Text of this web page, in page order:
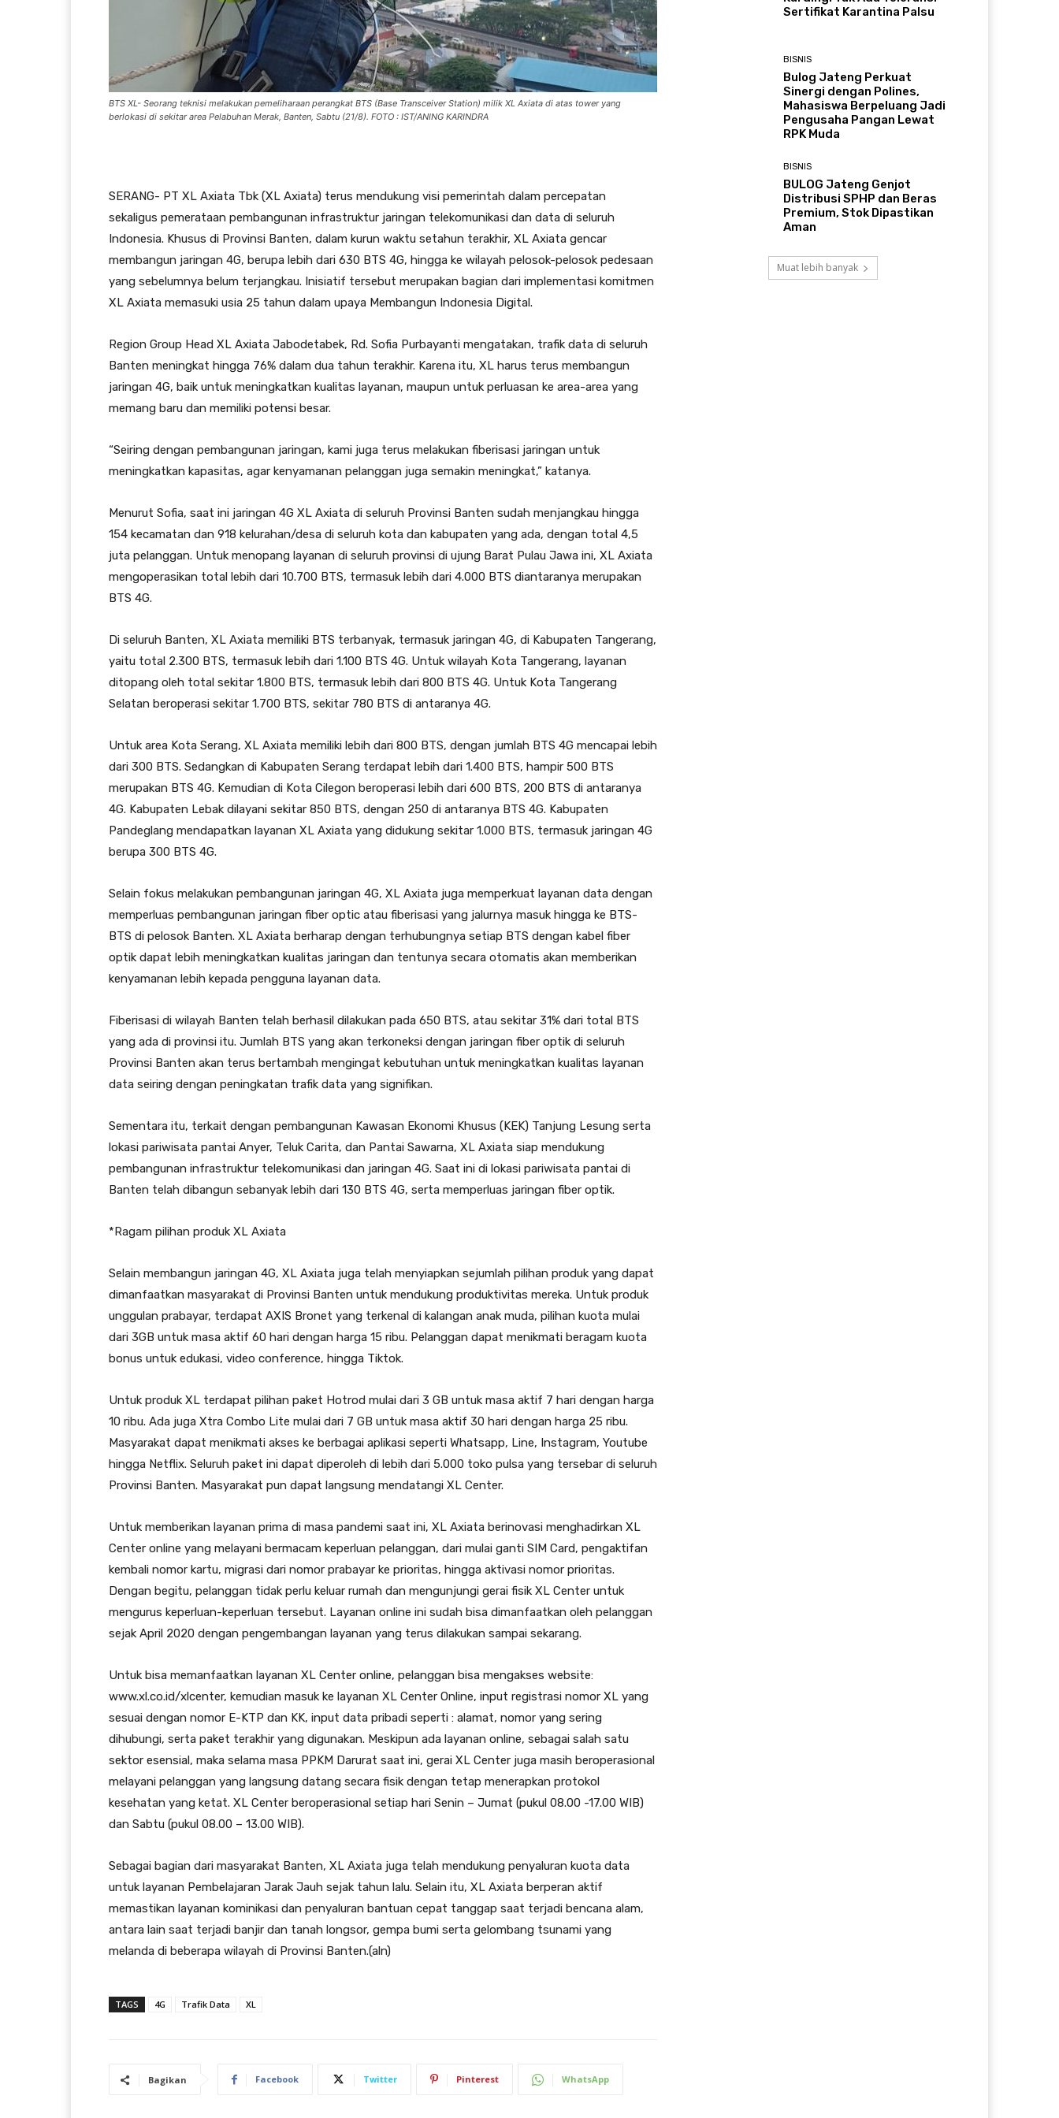
BTS XL- Seorang teknisi melakukan pemeliharaan perangkat BTS (Base Transceiver Station) milik XL Axiata di atas tower yang
berlokasi di sekitar area Pelabuhan Merak, Banten, Sabtu (21/8). FOTO : IST/ANING KARINDRA
SERANG- PT XL Axiata Tbk (XL Axiata) terus mendukung visi pemerintah dalam percepatan
sekaligus pemerataan pembangunan infrastruktur jaringan telekomunikasi dan data di seluruh
Indonesia. Khusus di Provinsi Banten, dalam kurun waktu setahun terakhir, XL Axiata gencar
membangun jaringan 4G, berupa lebih dari 630 BTS 4G, hingga ke wilayah pelosok-pelosok pedesaan
yang sebelumnya belum terjangkau. Inisiatif tersebut merupakan bagian dari implementasi komitmen
XL Axiata memasuki usia 25 tahun dalam upaya Membangun Indonesia Digital.
Region Group Head XL Axiata Jabodetabek, Rd. Sofia Purbayanti mengatakan, trafik data di seluruh
Banten meningkat hingga 76% dalam dua tahun terakhir. Karena itu, XL harus terus membangun
jaringan 4G, baik untuk meningkatkan kualitas layanan, maupun untuk perluasan ke area-area yang
memang baru dan memiliki potensi besar.
“Seiring dengan pembangunan jaringan, kami juga terus melakukan fiberisasi jaringan untuk
meningkatkan kapasitas, agar kenyamanan pelanggan juga semakin meningkat,” katanya.
Menurut Sofia, saat ini jaringan 4G XL Axiata di seluruh Provinsi Banten sudah menjangkau hingga
154 kecamatan dan 918 kelurahan/desa di seluruh kota dan kabupaten yang ada, dengan total 4,5
juta pelanggan. Untuk menopang layanan di seluruh provinsi di ujung Barat Pulau Jawa ini, XL Axiata
mengoperasikan total lebih dari 10.700 BTS, termasuk lebih dari 4.000 BTS diantaranya merupakan
BTS 4G.
Di seluruh Banten, XL Axiata memiliki BTS terbanyak, termasuk jaringan 4G, di Kabupaten Tangerang,
yaitu total 2.300 BTS, termasuk lebih dari 1.100 BTS 4G. Untuk wilayah Kota Tangerang, layanan
ditopang oleh total sekitar 1.800 BTS, termasuk lebih dari 800 BTS 4G. Untuk Kota Tangerang
Selatan beroperasi sekitar 1.700 BTS, sekitar 780 BTS di antaranya 4G.
Untuk area Kota Serang, XL Axiata memiliki lebih dari 800 BTS, dengan jumlah BTS 4G mencapai lebih
dari 300 BTS. Sedangkan di Kabupaten Serang terdapat lebih dari 1.400 BTS, hampir 500 BTS
merupakan BTS 4G. Kemudian di Kota Cilegon beroperasi lebih dari 600 BTS, 200 BTS di antaranya
4G. Kabupaten Lebak dilayani sekitar 850 BTS, dengan 250 di antaranya BTS 4G. Kabupaten
Pandeglang mendapatkan layanan XL Axiata yang didukung sekitar 1.000 BTS, termasuk jaringan 4G
berupa 300 BTS 4G.
Selain fokus melakukan pembangunan jaringan 4G, XL Axiata juga memperkuat layanan data dengan
memperluas pembangunan jaringan fiber optic atau fiberisasi yang jalurnya masuk hingga ke BTS-
BTS di pelosok Banten. XL Axiata berharap dengan terhubungnya setiap BTS dengan kabel fiber
optik dapat lebih meningkatkan kualitas jaringan dan tentunya secara otomatis akan memberikan
kenyamanan lebih kepada pengguna layanan data.
Fiberisasi di wilayah Banten telah berhasil dilakukan pada 650 BTS, atau sekitar 31% dari total BTS
yang ada di provinsi itu. Jumlah BTS yang akan terkoneksi dengan jaringan fiber optik di seluruh
Provinsi Banten akan terus bertambah mengingat kebutuhan untuk meningkatkan kualitas layanan
data seiring dengan peningkatan trafik data yang signifikan.
Sementara itu, terkait dengan pembangunan Kawasan Ekonomi Khusus (KEK) Tanjung Lesung serta
lokasi pariwisata pantai Anyer, Teluk Carita, dan Pantai Sawarna, XL Axiata siap mendukung
pembangunan infrastruktur telekomunikasi dan jaringan 4G. Saat ini di lokasi pariwisata pantai di
Banten telah dibangun sebanyak lebih dari 130 BTS 4G, serta memperluas jaringan fiber optik.
*Ragam pilihan produk XL Axiata
Selain membangun jaringan 4G, XL Axiata juga telah menyiapkan sejumlah pilihan produk yang dapat
dimanfaatkan masyarakat di Provinsi Banten untuk mendukung produktivitas mereka. Untuk produk
unggulan prabayar, terdapat AXIS Bronet yang terkenal di kalangan anak muda, pilihan kuota mulai
dari 3GB untuk masa aktif 60 hari dengan harga 15 ribu. Pelanggan dapat menikmati beragam kuota
bonus untuk edukasi, video conference, hingga Tiktok.
Untuk produk XL terdapat pilihan paket Hotrod mulai dari 3 GB untuk masa aktif 7 hari dengan harga
10 ribu. Ada juga Xtra Combo Lite mulai dari 7 GB untuk masa aktif 30 hari dengan harga 25 ribu.
Masyarakat dapat menikmati akses ke berbagai aplikasi seperti Whatsapp, Line, Instagram, Youtube
hingga Netflix. Seluruh paket ini dapat diperoleh di lebih dari 5.000 toko pulsa yang tersebar di seluruh
Provinsi Banten. Masyarakat pun dapat langsung mendatangi XL Center.
Untuk memberikan layanan prima di masa pandemi saat ini, XL Axiata berinovasi menghadirkan XL
Center online yang melayani bermacam keperluan pelanggan, dari mulai ganti SIM Card, pengaktifan
kembali nomor kartu, migrasi dari nomor prabayar ke prioritas, hingga aktivasi nomor prioritas.
Dengan begitu, pelanggan tidak perlu keluar rumah dan mengunjungi gerai fisik XL Center untuk
mengurus keperluan-keperluan tersebut. Layanan online ini sudah bisa dimanfaatkan oleh pelanggan
sejak April 2020 dengan pengembangan layanan yang terus dilakukan sampai sekarang.
Untuk bisa memanfaatkan layanan XL Center online, pelanggan bisa mengakses website:
www.xl.co.id/xlcenter, kemudian masuk ke layanan XL Center Online, input registrasi nomor XL yang
sesuai dengan nomor E-KTP dan KK, input data pribadi seperti : alamat, nomor yang sering
dihubungi, serta paket terakhir yang digunakan. Meskipun ada layanan online, sebagai salah satu
sektor esensial, maka selama masa PPKM Darurat saat ini, gerai XL Center juga masih beroperasional
melayani pelanggan yang langsung datang secara fisik dengan tetap menerapkan protokol
kesehatan yang ketat. XL Center beroperasional setiap hari Senin – Jumat (pukul 08.00 -17.00 WIB)
dan Sabtu (pukul 08.00 – 13.00 WIB).
Sebagai bagian dari masyarakat Banten, XL Axiata juga telah mendukung penyaluran kuota data
untuk layanan Pembelajaran Jarak Jauh sejak tahun lalu. Selain itu, XL Axiata berperan aktif
memastikan layanan kominikasi dan penyaluran bantuan cepat tanggap saat terjadi bencana alam,
antara lain saat terjadi banjir dan tanah longsor, gempa bumi serta gelombang tsunami yang
melanda di beberapa wilayah di Provinsi Banten.(aln)
TAGS 4G Trafik Data XL
Bagikan Facebook Twitter Pinterest WhatsApp
Sertifikat Karantina Palsu
BISNIS
Bulog Jateng Perkuat
Sinergi dengan Polines,
Mahasiswa Berpeluang Jadi
Pengusaha Pangan Lewat
RPK Muda
BISNIS
BULOG Jateng Genjot
Distribusi SPHP dan Beras
Premium, Stok Dipastikan
Aman
Muat lebih banyak